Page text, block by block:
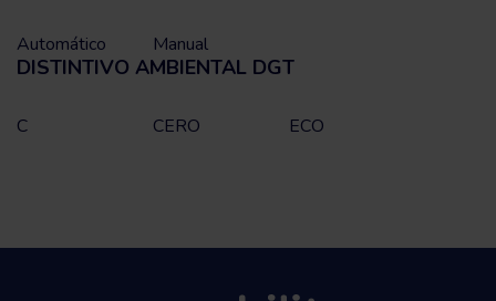
Automático Manual
DISTINTIVO AMBIENTAL DGT
C CERO ECO